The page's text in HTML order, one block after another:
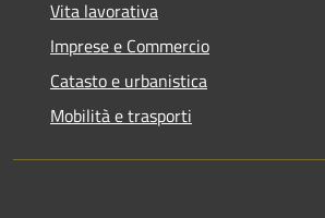
Vita lavorativa
Imprese e Commercio
Catasto e urbanistica
Mobilità e trasporti